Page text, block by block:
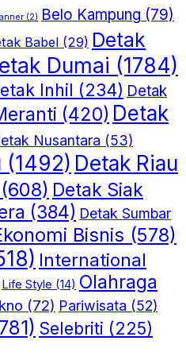
(2) Belo Kampung (79)
Babel (29) Detak
Dumai (1784)
Inhil (234) Detak
(420) Detak
Nusantara (53)
(1492) Detak Riau
(608) Detak Siak
(384) Detak Sumbar
Bisnis (578)
International
Life Style (14) Olahraga
(72) Pariwisata (52)
Selebriti (225)